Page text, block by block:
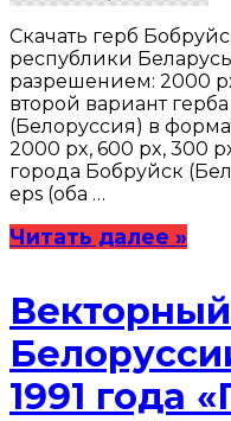
Скачать герб
республики
разрешением: 2000
второй вариант
(Белоруссия) в
2000 px, 600 px, 300
города Бобруйск
eps (оба …
Читать далее »
1991 года